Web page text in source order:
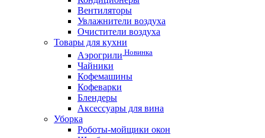
Вентиляторы
Увлажнители воздуха
Очистители воздуха
Товары для кухни
Аэрогрили Новинка
Чайники
Кофемашины
Кофеварки
Блендеры
Аксессуары для вина
Уборка
Роботы-мойщики окон